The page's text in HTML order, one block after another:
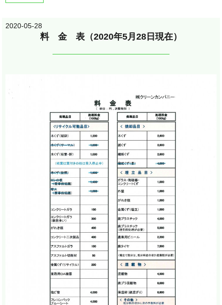
2020-05-28
料 金 表（2020年5月28日現在）